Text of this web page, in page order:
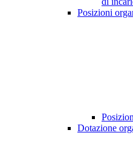
Posizioni
Dotazione